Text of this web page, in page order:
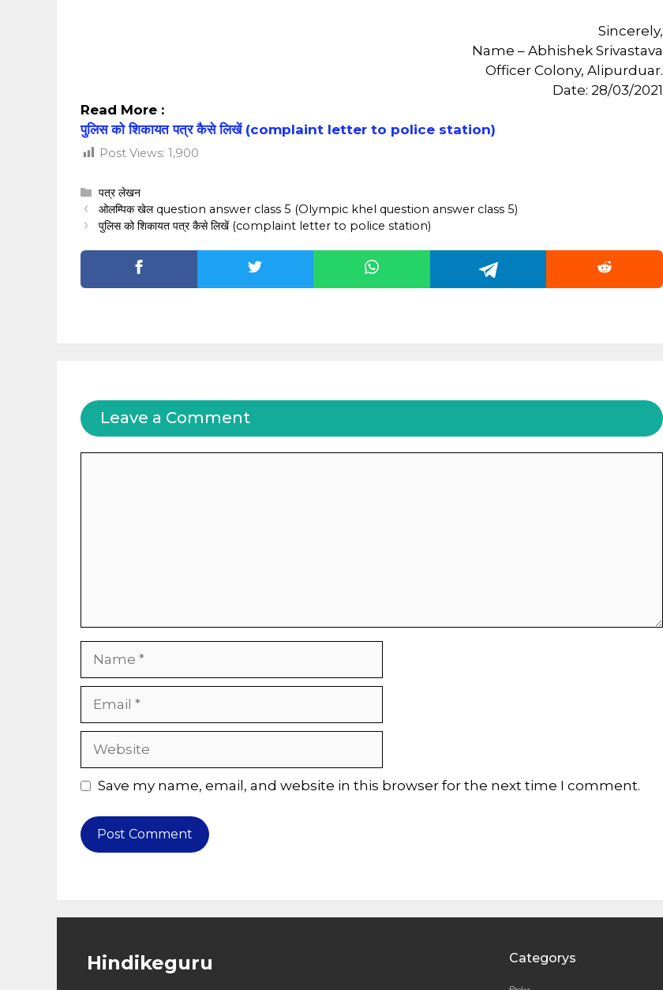
Sincerely,
Name – Abhishek Srivastava
Officer Colony, Alipurduar.
Date: 28/03/2021
Read More :
पुलिस को शिकायत पत्र कैसे लिखें (complaint letter to police station)
Post Views: 1,900
Categories
पत्र लेखन
ओलम्पिक खेल question answer class 5 (Olympic khel question answer class 5)
पुलिस को शिकायत पत्र कैसे लिखें (complaint letter to police station)
Leave a Comment
Website
Save my name, email, and website in this browser for the next time I comment.
Hindikeguru Categorys